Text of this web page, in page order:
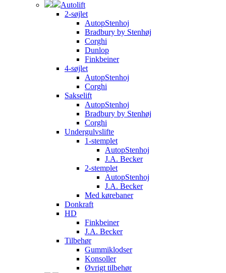
Autolift
2-søjlet
AutopStenhoj
Bradbury by Stenhøj
Corghi
Dunlop
Finkbeiner
4-søjlet
AutopStenhoj
Corghi
Sakselift
AutopStenhoj
Bradbury by Stenhøj
Corghi
Undergulvslifte
1-stemplet
AutopStenhoj
J.A. Becker
2-stemplet
AutopStenhoj
J.A. Becker
Med kørebaner
Donkraft
HD
Finkbeiner
J.A. Becker
Tilbehør
Gummiklodser
Konsoller
Øvrigt tilbehør